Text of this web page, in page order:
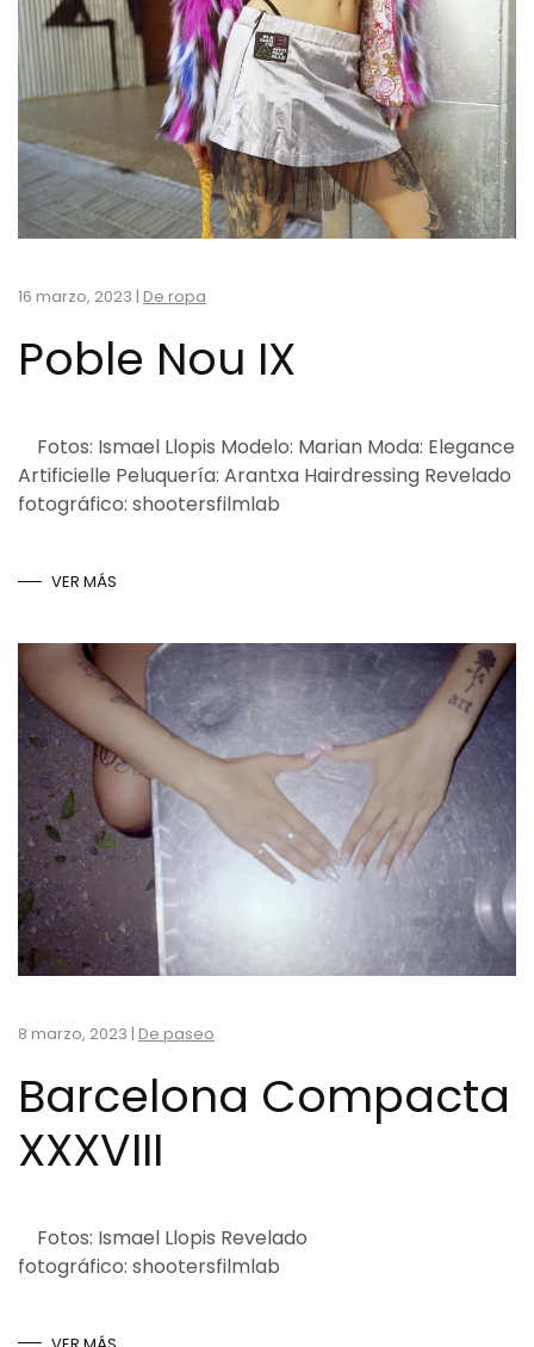
16 marzo, 2023 | De ropa
Poble Nou IX
Fotos: Ismael Llopis Modelo: Marian Moda: Elegance
Artificielle Peluquería: Arantxa Hairdressing Revelado
fotográfico: shootersfilmlab
VER MÁS
8 marzo, 2023 | De paseo
Barcelona Compacta
XXXVIII
Fotos: Ismael Llopis Revelado
fotográfico: shootersfilmlab